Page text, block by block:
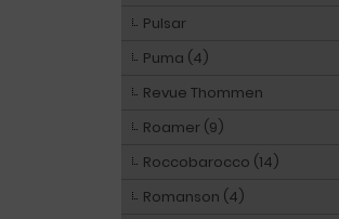
Pulsar
Puma (4)
Revue Thommen
Roamer (9)
Roccobarocco (14)
Romanson (4)